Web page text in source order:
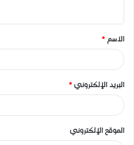
ق
*
الاسم *
البريد الإلكتروني *
الموقع الإلكتروني